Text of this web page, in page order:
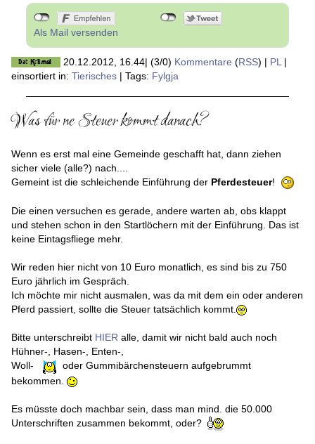
Als Mail versenden
20.12.2012, 16.44| (3/0) Kommentare (RSS) | PL |
einsortiert in: Tierisches | Tags: Fylgja
Was für ne Steuer kommt danach?
Wenn es erst mal eine Gemeinde geschafft hat, dann ziehen
sicher viele (alle?) nach....
Gemeint ist die schleichende Einführung der Pferdesteuer!
Die einen versuchen es gerade, andere warten ab, obs klappt
und stehen schon in den Startlöchern mit der Einführung. Das ist
keine Eintagsfliege mehr.
Wir reden hier nicht von 10 Euro monatlich, es sind bis zu 750
Euro jährlich im Gespräch.
Ich möchte mir nicht ausmalen, was da mit dem ein oder anderen
Pferd passiert, sollte die Steuer tatsächlich kommt.
Bitte unterschreibt HIER alle, damit wir nicht bald auch noch
Hühner-, Hasen-, Enten-,
Woll-
oder Gummibärchensteuern aufgebrummt
bekommen.
Es müsste doch machbar sein, dass man mind. die 50.000
Unterschriften zusammen bekommt, oder?